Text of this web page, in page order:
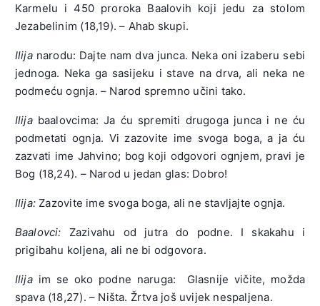
Karmelu i 450 proroka Baalovih koji jedu za stolom
Jezabelinim (18,19). – Ahab skupi.
Ilijanarodu: Dajte nam dva junca. Neka oni izaberu sebi
jednoga. Neka ga sasijeku i stave na drva, ali neka ne
podmeću ognja. – Narod spremno učini tako.
Ilijabaalovcima: Ja ću spremiti drugoga junca i ne ću
podmetati ognja. Vi zazovite ime svoga boga, a ja ću
zazvati ime Jahvino; bog koji odgovori ognjem, pravi je
Bog (18,24). – Narod u jedan glas: Dobro!
Ilija: Zazovite ime svoga boga, ali ne stavljajte ognja.
Baalovci: Zazivahu od jutra do podne. I skakahu i
prigibahu koljena, ali ne bi odgovora.
Ilija im se oko podne naruga: Glasnije vičite, možda
spava (18,27). – Ništa. Žrtva još uvijek nespaljena.